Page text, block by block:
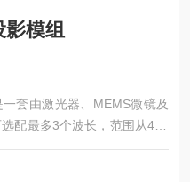
影模组
套由激光器、MEMS微镜及
配最多3个波长，范围从405
与投影应用，也适用于传感